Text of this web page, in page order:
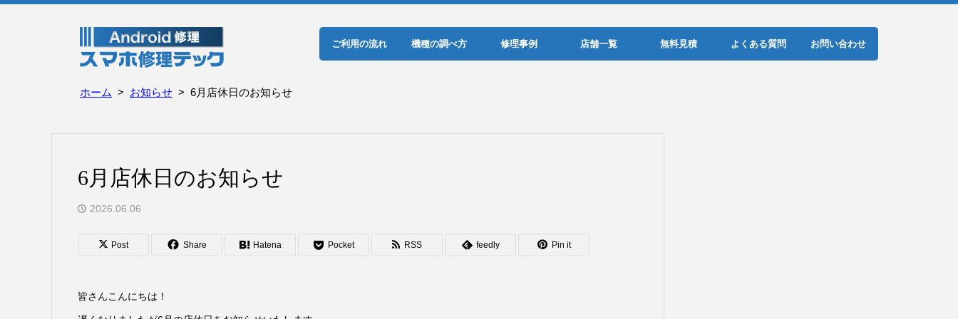
ご利用の流れ 機種の調べ方 修理事例 店舗一覧 無料見積 よくある質問 お問い合わせ
ホーム お知らせ 6月店休日のお知らせ
6月店休日のお知らせ
2026.06.06
Post Share Hatena Pocket RSS feedly Pin it
皆さんこんにちは！